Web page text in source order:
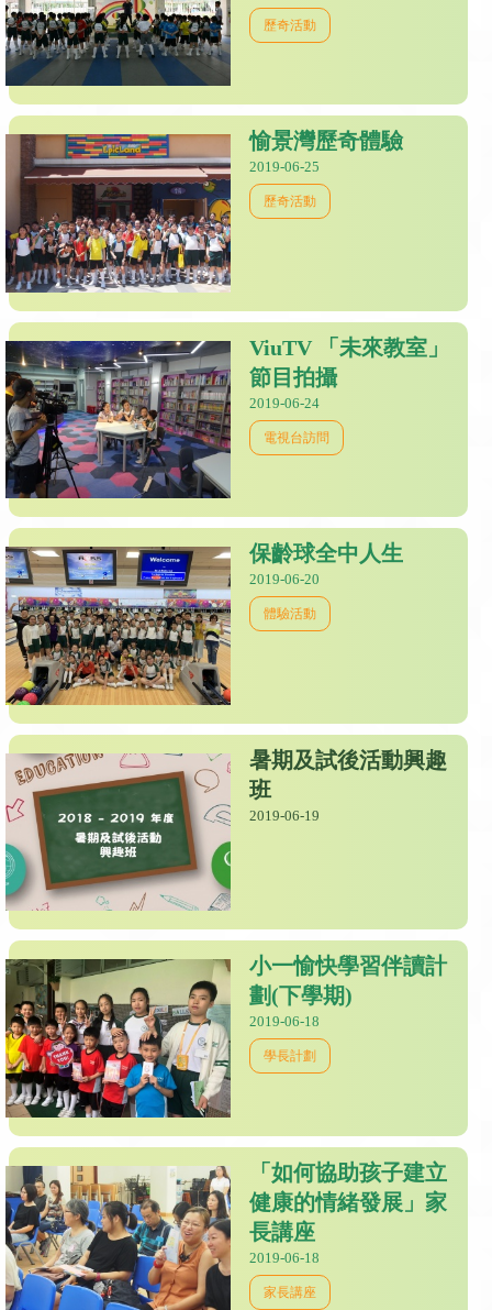
歷奇活動
愉景灣歷奇體驗
2019-06-25
歷奇活動
ViuTV 「未來教室」
節目拍攝
2019-06-24
電視台訪問
保齡球全中人生
2019-06-20
體驗活動
暑期及試後活動興趣
班
2019-06-19
小一愉快學習伴讀計
劃(下學期)
2019-06-18
學長計劃
「如何協助孩子建立
健康的情緒發展」家
長講座
2019-06-18
家長講座